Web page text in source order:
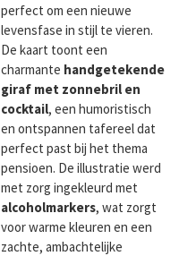
perfect om een nieuwe
levensfase in stijl te vieren.
De kaart toont een
charmante handgetekende
giraf met zonnebril en
cocktail, een humoristisch
en ontspannen tafereel dat
perfect past bij het thema
pensioen. De illustratie werd
met zorg ingekleurd met
alcoholmarkers, wat zorgt
voor warme kleuren en een
zachte, ambachtelijke